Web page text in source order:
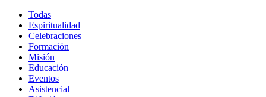
Todas
Espiritualidad
Celebraciones
Formación
Misión
Educación
Eventos
Asistencial